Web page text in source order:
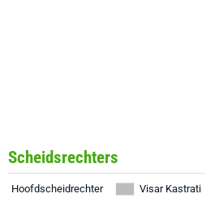
Scheidsrechters
Hoofdscheidrechter Visar Kastrati